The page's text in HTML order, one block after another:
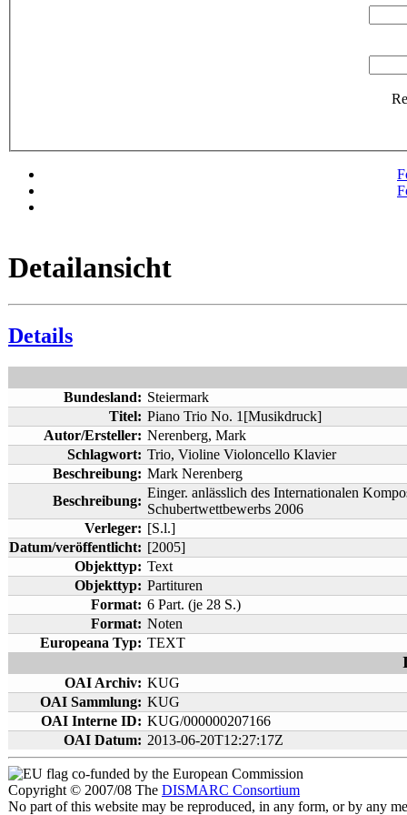
Detailansicht
Details
Bundesland: Steiermark
Titel: Piano Trio No. 1[Musikdruck]
Autor/Ersteller: Nerenberg, Mark
Schlagwort: Trio, Violine Violoncello Klavier
Beschreibung: Mark Nerenberg
Beschreibung:
Einger. anlässlich des Internationalen
Schubertwettbewerbs 2006
Verleger: [S.l.]
Datum/veröffentlicht: [2005]
Objekttyp: Text
Objekttyp: Partituren
Format: 6 Part. (je 28 S.)
Format: Noten
Europeana Typ: TEXT
OAI Archiv: KUG
OAI Sammlung: KUG
OAI Interne ID: KUG/000000207166
OAI Datum: 2013-06-20T12:27:17Z
co-funded by the European Commission
Copyright © 2007/08 The DISMARC Consortium
No part of this website may be reproduced, in any form, or by any